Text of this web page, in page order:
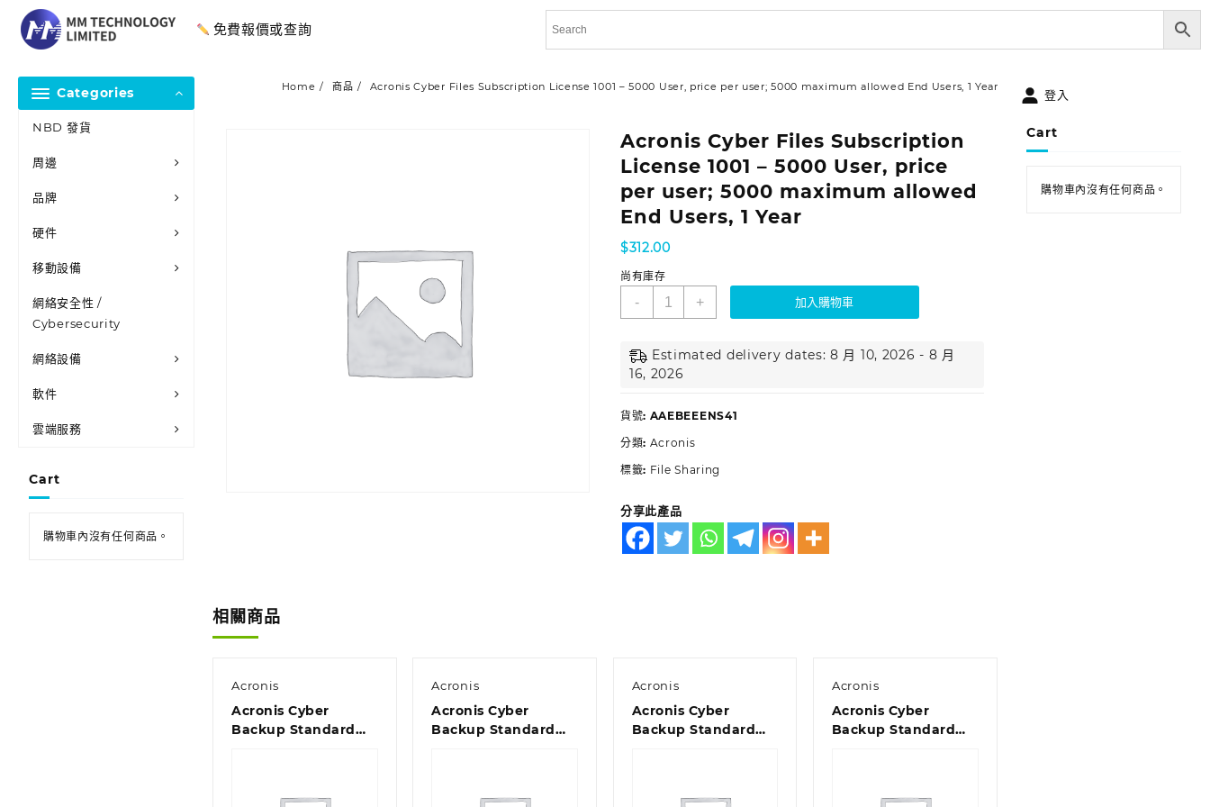
免費報價或查詢
Categories
NBD 發貨
周邊
品牌
硬件
移動設備
網絡安全性 /
Cybersecurity
網絡設備
軟件
雲端服務
Cart
購物車內沒有任何商品。
Home 商品 Acronis Cyber Files Subscription License 1001 – 5000 User, price per user; 5000 maximum allowed End Users, 1 Year
Acronis Cyber Files Subscription
License 1001 – 5000 User, price
per user; 5000 maximum allowed
End Users, 1 Year
$312.00
尚有庫存
- + 加入購物車
Estimated delivery dates: 8 月 10, 2026 - 8 月
16, 2026
貨號: AAEBEEENS41
分類: Acronis
標籤: File Sharing
分享此產品
相關商品
Acronis
Acronis Cyber
Backup Standard
Acronis
Acronis Cyber
Backup Standard
Acronis
Acronis Cyber
Backup Standard
Acronis
Acronis Cyber
Backup Standard
登入
Cart
購物車內沒有任何商品。